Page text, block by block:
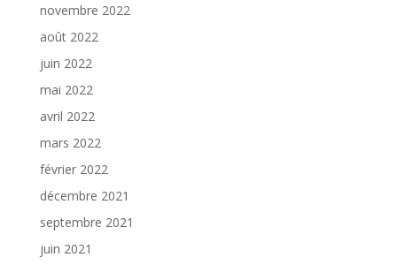
novembre 2022
août 2022
juin 2022
mai 2022
avril 2022
mars 2022
février 2022
décembre 2021
septembre 2021
juin 2021